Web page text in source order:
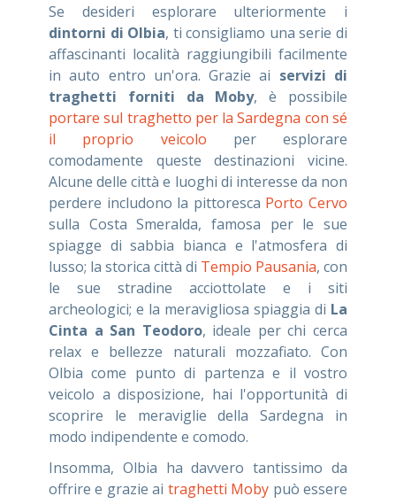
Se desideri esplorare ulteriormente i
dintorni di Olbia, ti consigliamo una serie di
affascinanti località raggiungibili facilmente
in auto entro un'ora. Grazie ai servizi di
traghetti forniti da Moby, è possibile
portare sul traghetto per la Sardegna con sé
il proprio veicolo per esplorare
comodamente queste destinazioni vicine.
Alcune delle città e luoghi di interesse da non
perdere includono la pittoresca Porto Cervo
sulla Costa Smeralda, famosa per le sue
spiagge di sabbia bianca e l'atmosfera di
lusso; la storica città di Tempio Pausania, con
le sue stradine acciottolate e i siti
archeologici; e la meravigliosa spiaggia di La
Cinta a San Teodoro, ideale per chi cerca
relax e bellezze naturali mozzafiato. Con
Olbia come punto di partenza e il vostro
veicolo a disposizione, hai l'opportunità di
scoprire le meraviglie della Sardegna in
modo indipendente e comodo.
Insomma, Olbia ha davvero tantissimo da
offrire e grazie ai traghetti Moby può essere